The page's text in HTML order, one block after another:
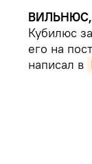
ВИЛЬНЮС,
Кубилюс
его на
написал в